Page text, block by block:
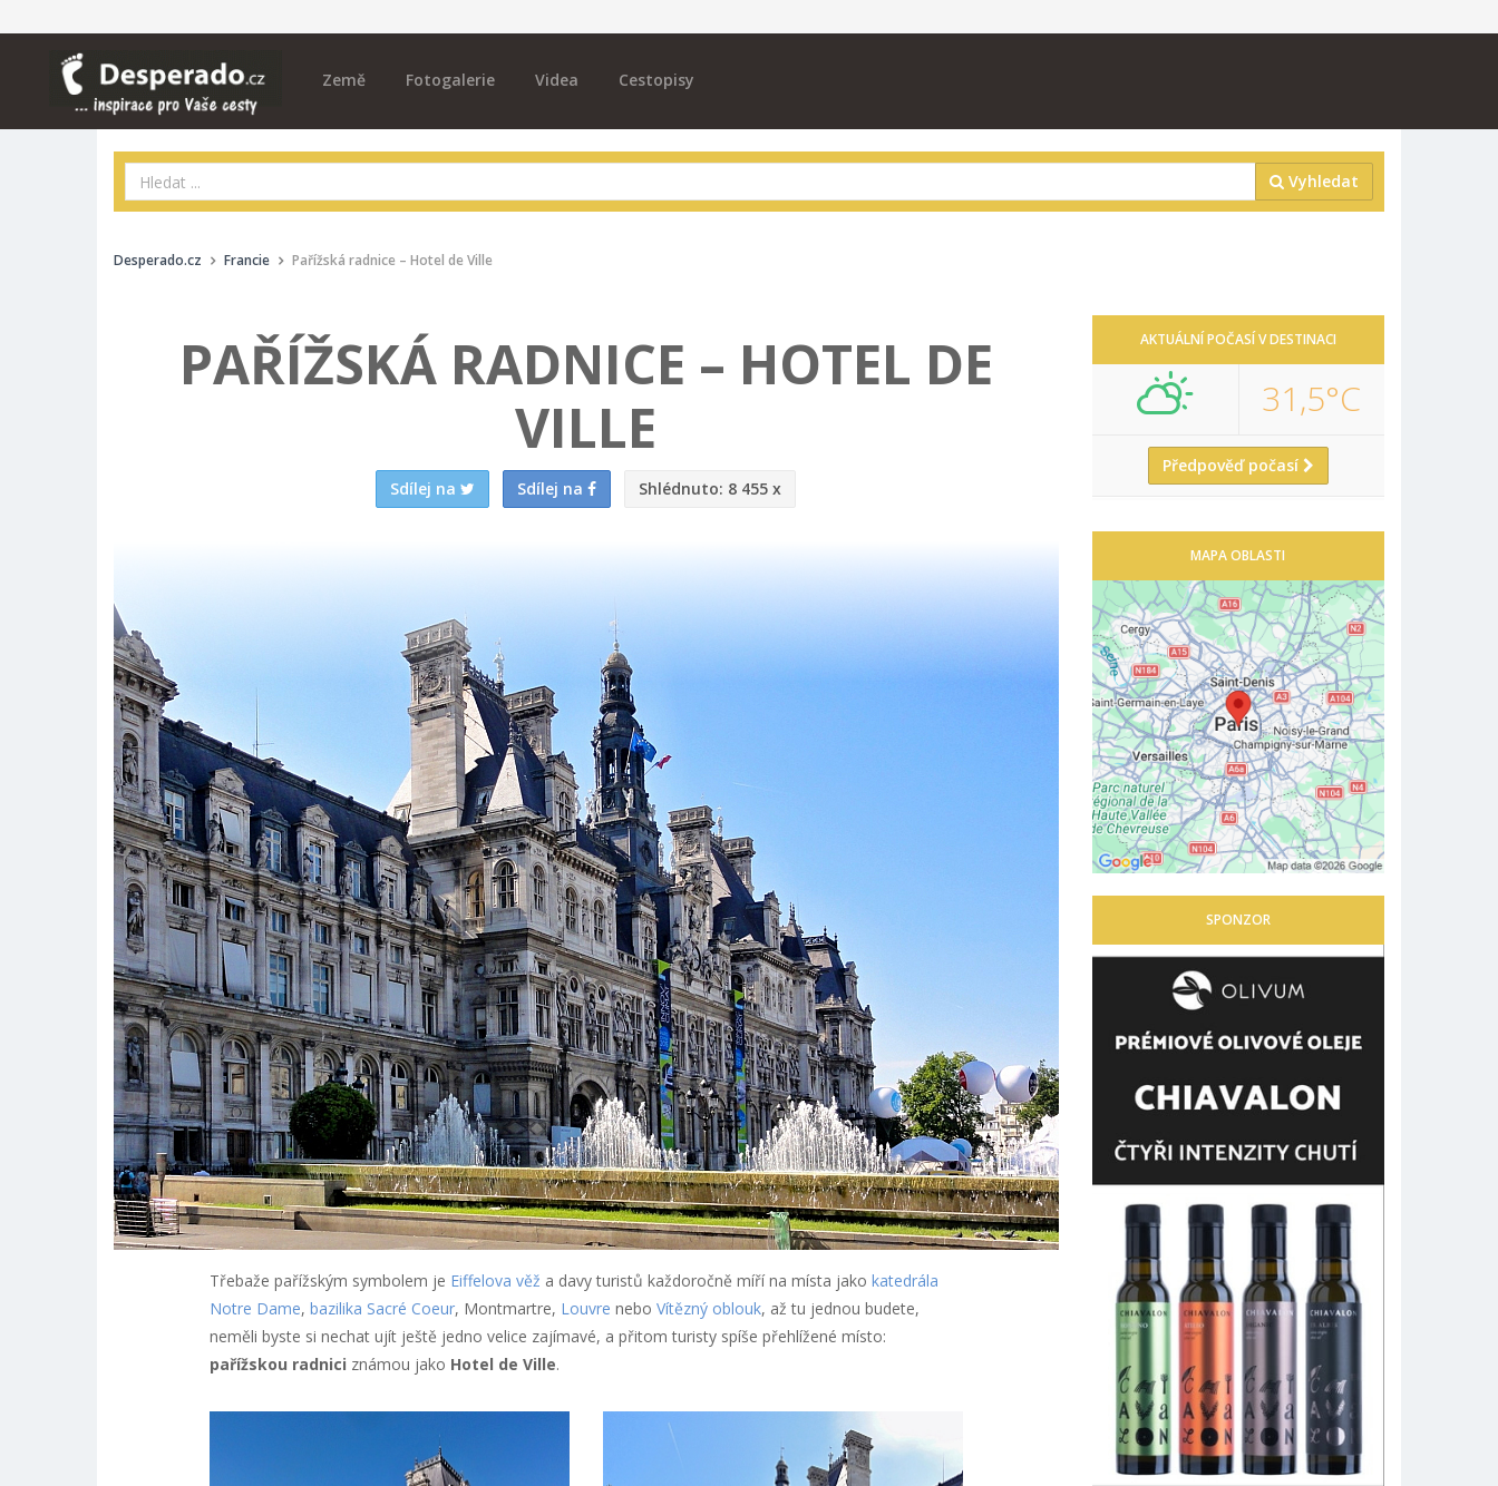
Země Fotogalerie Videa Cestopisy
Vyhledat
Desperado.cz Francie Pařížská radnice – Hotel de Ville
PAŘÍŽSKÁ RADNICE – HOTEL DE
VILLE
Sdílej na Sdílej na Shlédnuto: 8 455 x
Třebaže pařížským symbolem je Eiffelova věž a davy turistů každoročně míří na místa jako katedrála
Notre Dame, bazilika Sacré Coeur, Montmartre, Louvre nebo Vítězný oblouk, až tu jednou budete,
neměli byste si nechat ujít ještě jedno velice zajímavé, a přitom turisty spíše přehlížené místo:
pařížskou radnici známou jako Hotel de Ville.
AKTUÁLNÍ POČASÍ V DESTINACI
31,5°C
Předpověď počasí
MAPA OBLASTI
SPONZOR